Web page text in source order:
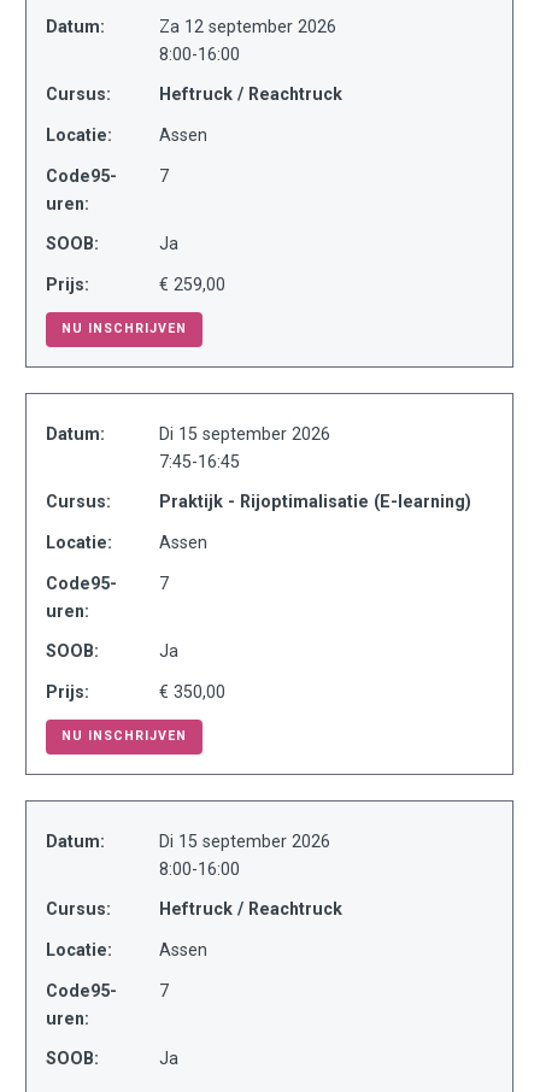
Datum:
Za 12 september 2026
8:00-16:00
Cursus: Heftruck / Reachtruck
Locatie: Assen
Code95-
uren:
7
SOOB: Ja
Prijs: € 259,00
NU INSCHRIJVEN
Datum:
Di 15 september 2026
7:45-16:45
Cursus: Praktijk - Rijoptimalisatie (E-learning)
Locatie: Assen
Code95-
uren:
7
SOOB: Ja
Prijs: € 350,00
NU INSCHRIJVEN
Datum:
Di 15 september 2026
8:00-16:00
Cursus: Heftruck / Reachtruck
Locatie: Assen
Code95-
uren:
7
SOOB: Ja